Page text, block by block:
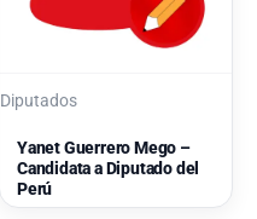
Diputados
Yanet Guerrero Mego –
Candidata a Diputado del
Perú